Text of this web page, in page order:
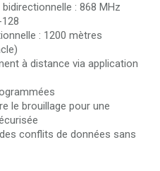
: 868 MHz
: 1200 mètres
à distance via application
le brouillage pour une
conflits de données sans